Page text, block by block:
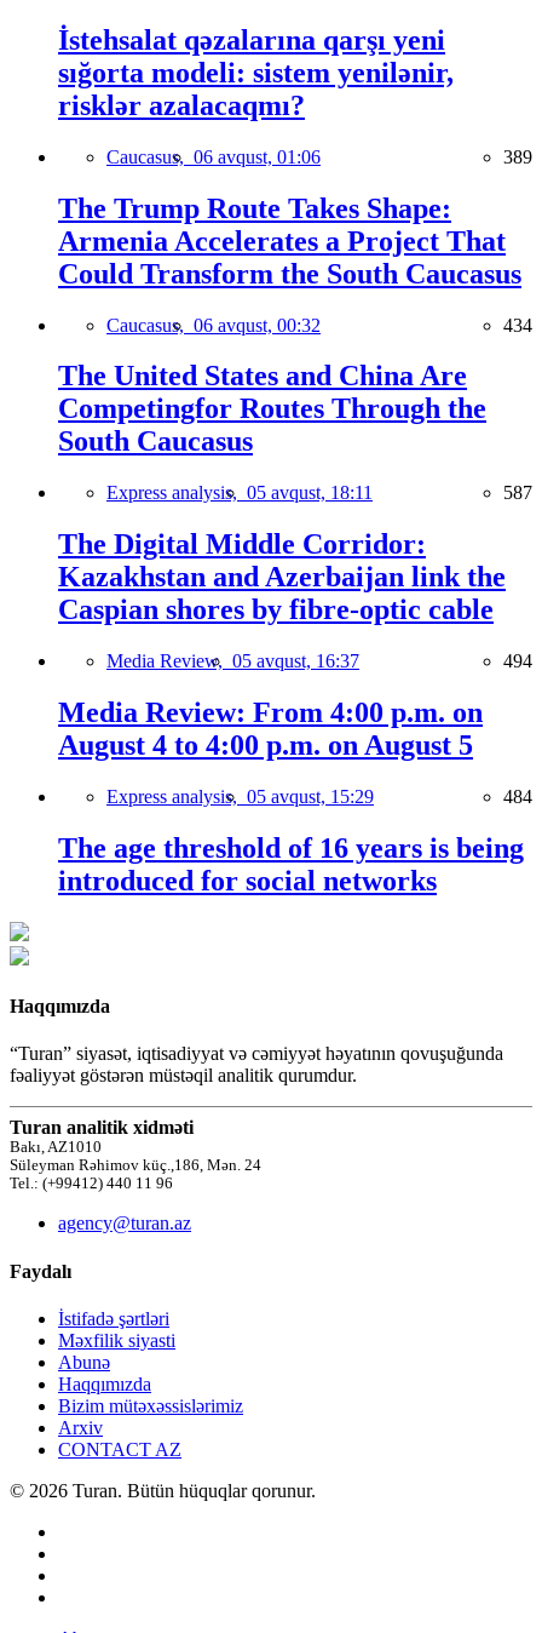
İstehsalat qəzalarına qarşı yeni
sığorta modeli: sistem yenilənir,
risklər azalacaqmı?
Caucasus, 06 avqust, 01:06 389
The Trump Route Takes Shape:
Armenia Accelerates a Project That
Could Transform the South Caucasus
Caucasus, 06 avqust, 00:32 434
The United States and China Are
Competingfor Routes Through the
South Caucasus
Express analysis, 05 avqust, 18:11 587
The Digital Middle Corridor:
Kazakhstan and Azerbaijan link the
Caspian shores by fibre-optic cable
Media Review, 05 avqust, 16:37 494
Media Review: From 4:00 p.m. on
August 4 to 4:00 p.m. on August 5
Express analysis, 05 avqust, 15:29 484
The age threshold of 16 years is being
introduced for social networks
Haqqımızda
“Turan” siyasət, iqtisadiyyat və cəmiyyət həyatının qovuşuğunda
fəaliyyət göstərən müstəqil analitik qurumdur.
Turan analitik xidməti
Bakı, AZ1010
Süleyman Rəhimov küç.,186, Mən. 24
Tel.: (+99412) 440 11 96
agency@turan.az
Faydalı
İstifadə şərtləri
Məxfilik siyasti
Abunə
Haqqımızda
Bizim mütəxəssislərimiz
Arxiv
CONTACT AZ
© 2026 Turan. Bütün hüquqlar qorunur.